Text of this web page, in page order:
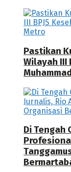
Pastikan
Wilayah III
Di Tengah